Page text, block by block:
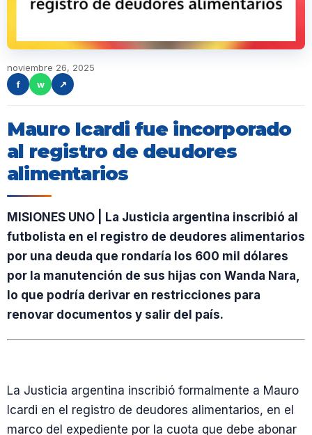
noviembre 26, 2025
f
w ↗
Mauro Icardi fue incorporado
al registro de deudores
alimentarios
MISIONES UNO | La Justicia argentina inscribió al
futbolista en el registro de deudores alimentarios
por una deuda que rondaría los 600 mil dólares
por la manutención de sus hijas con Wanda Nara,
lo que podría derivar en restricciones para
renovar documentos y salir del país.
La Justicia argentina inscribió formalmente a Mauro
Icardi en el registro de deudores alimentarios, en el
marco del expediente por la cuota que debe abonar